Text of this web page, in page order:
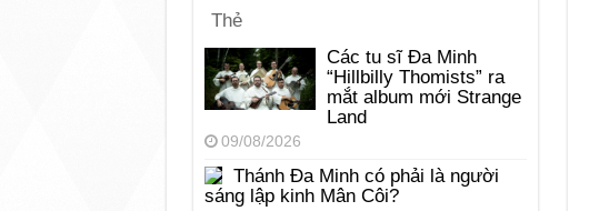
Thẻ
Các tu sĩ Đa Minh
“Hillbilly Thomists” ra
mắt album mới Strange
Land
09/08/2026
Thánh Đa Minh có phải là người
sáng lập kinh Mân Côi?